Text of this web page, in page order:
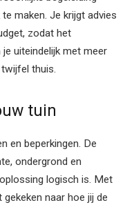
maken. Je krijgt advies
zodat het
uiteindelijk met meer
thuis.
tuin
en beperkingen. De
ondergrond en
logisch is. Met
naar hoe jij de